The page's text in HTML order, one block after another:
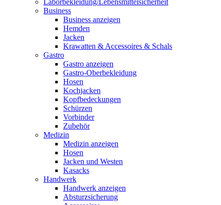
Laborbekleidung/Lebensmittelsicherheit
Business
Business anzeigen
Hemden
Jacken
Krawatten & Accessoires & Schals
Gastro
Gastro anzeigen
Gastro-Oberbekleidung
Hosen
Kochjacken
Kopfbedeckungen
Schürzen
Vorbinder
Zubehör
Medizin
Medizin anzeigen
Hosen
Jacken und Westen
Kasacks
Handwerk
Handwerk anzeigen
Absturzsicherung